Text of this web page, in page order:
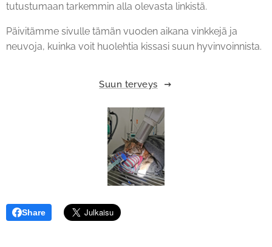
tutustumaan tarkemmin alla olevasta linkistä.
Päivitämme sivulle tämän vuoden aikana vinkkejä ja
neuvoja, kuinka voit huolehtia kissasi suun hyvinvoinnista.
Suun terveys
Share